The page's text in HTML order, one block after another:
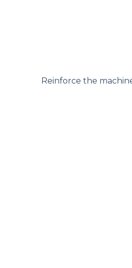
Reinforce the